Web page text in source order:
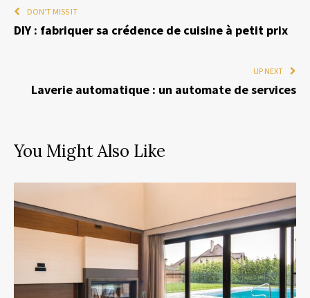
DON'T MISS IT
DIY : fabriquer sa crédence de cuisine à petit prix
UP NEXT
Laverie automatique : un automate de services
You Might Also Like